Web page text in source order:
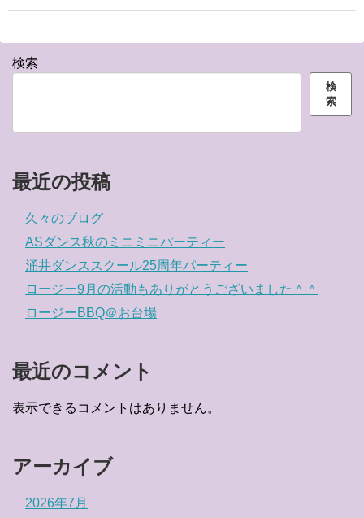
検索
検
索
最近の投稿
久々のブログ
ASダンス秋のミニミニパーティー
涌井ダンススクール25周年パーティー
ロージー9月の活動もありがとうございました＾＾
ロージーBBQ＠お台場
最近のコメント
表示できるコメントはありません。
アーカイブ
2026年7月